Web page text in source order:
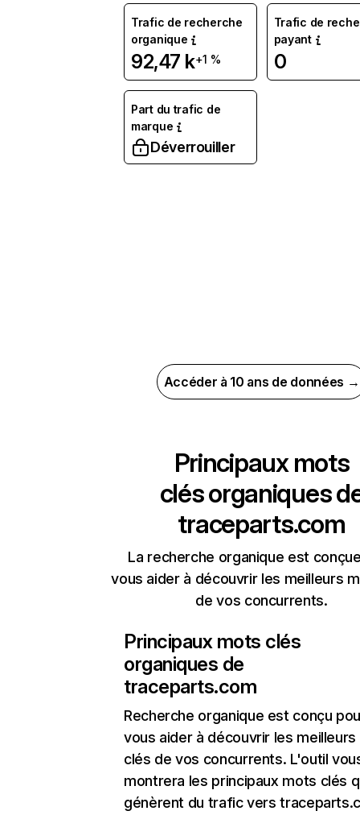
Trafic de recherche
organique
92,47 k+1 %
Trafic de
payant
0
Part du trafic de
marque
Déverrouiller
Accéder à 10 ans de données →
Principaux mots
clés organiques
traceparts.com
La recherche organique est
vous aider à découvrir les meilleurs
de vos concurrents.
Principaux mots clés
organiques de
traceparts.com
Recherche organique est conçu
vous aider à découvrir les
clés de vos concurrents. L'outil
montrera les principaux mots clés
génèrent du trafic vers